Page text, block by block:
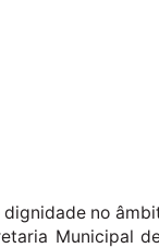
no
Municipal